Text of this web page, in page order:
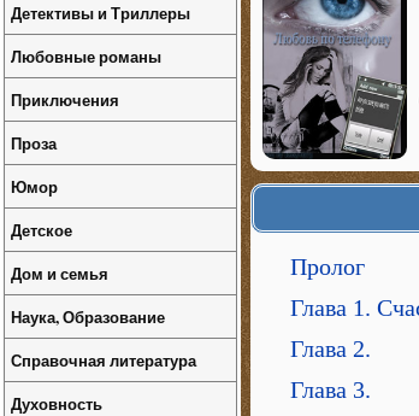
Пролог
Глава 1.
Глава 2.
Глава 3.
Детективы и Триллеры
Любовные романы
Приключения
Проза
Юмор
Детское
Дом и семья
Наука, Образование
Справочная литература
Духовность